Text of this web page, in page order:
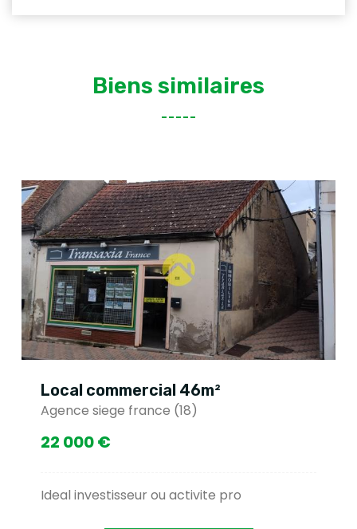
Biens similaires
Local commercial 46m²
Agence siege france (18)
22 000 €
Ideal investisseur ou activite pro